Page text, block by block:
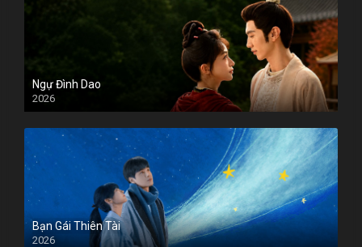
Ngự Đình Dao
2026
Bạn Gái Thiên Tài
2026